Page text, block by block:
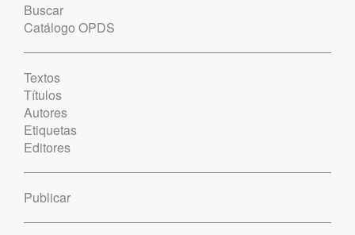
Buscar
Catálogo OPDS
Textos
Títulos
Autores
Etiquetas
Editores
Publicar